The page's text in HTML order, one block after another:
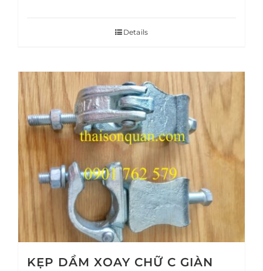
Details
KẸP DẦM XOAY CHỮ C GIÀN